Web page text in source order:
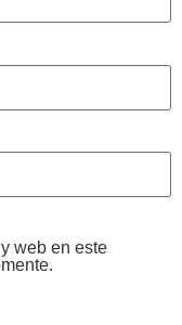
web en este